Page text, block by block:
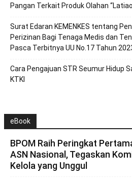
Pangan Terkait Produk Olahan
Surat Edaran KEMENKES tentang
Perizinan Bagi Tenaga Medis dan
Pasca Terbitnya UU No.17 Tahun
Cara Pengajuan STR Seumur Hidup
KTKI
eBook
BPOM Raih Peringkat
ASN Nasional, Tegaskan
Kelola yang Unggul